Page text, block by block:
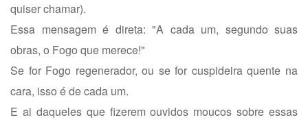
quiser chamar).
Essa mensagem é direta: "A cada um, segundo suas
obras, o Fogo que merece!"
Se for Fogo regenerador, ou se for cuspideira quente na
cara, isso é de cada um.
E ai daqueles que fizerem ouvidos moucos sobre essas